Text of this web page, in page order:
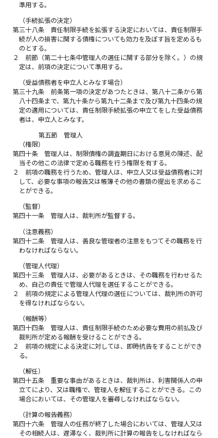
準用する。
（手続拡張の決定）
第三十八条
責任制限手続を拡張する決定においては、責任制限手
続が人の損害に関する債権についても効力を及ぼす旨を定めるも
のとする。
２
前節（第二十七条中管理人の選任に関する部分を除く。）の規
定は、前項の決定について準用する。
（受益債務者を申立人とみなす場合）
第三十九条
前条第一項の決定があつたときは、第八十二条から第
八十四条まで、第九十条から第九十二条まで及び第九十四条の規
定の適用については、責任制限手続拡張の申立てをした受益債務
者は、申立人とみなす。
第五節 管理人
（権限）
第四十条
管理人は、制限債権の調査期日における意見の陳述、配
当その他この法律で定める職務を行う権限を有する。
２
前項の職務を行うため、管理人は、申立人又は受益債務者に対
して、必要な事項の報告又は帳簿その他の書類の提出を求めるこ
とができる。
（監督）
第四十一条
管理人は、裁判所が監督する。
（注意義務）
第四十二条
管理人は、善良な管理者の注意をもつてその職務を行
わなければならない。
（管理人代理）
第四十三条
管理人は、必要があるときは、その職務を行わせるた
め、自己の責任で管理人代理を選任することができる。
２
前項の規定による管理人代理の選任については、裁判所の許可
を得なければならない。
（報酬等）
第四十四条
管理人は、責任制限手続のため必要な費用の前払及び
裁判所が定める報酬を受けることができる。
２
前項の規定による決定に対しては、即時抗告をすることができ
る。
（解任）
第四十五条
重要な事由があるときは、裁判所は、利害関係人の申
立てにより、又は職権で、管理人を解任することができる。この
場合においては、その管理人を審尋しなければならない。
（計算の報告義務）
第四十六条
管理人の任務が終了した場合においては、管理人又は
その相続人は、遅滞なく、裁判所に計算の報告をしなければなら